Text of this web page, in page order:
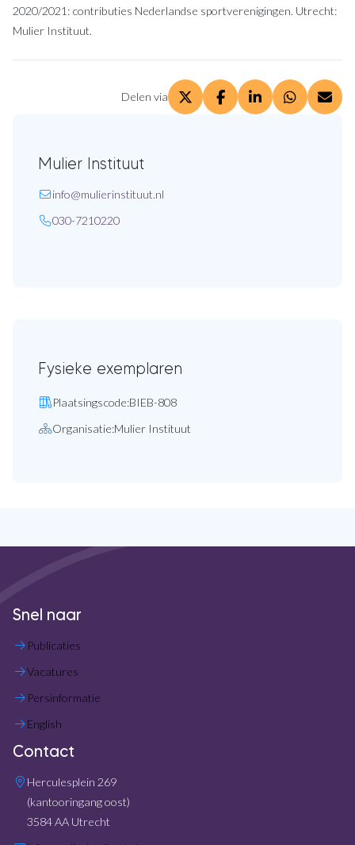
2020/2021: contributies Nederlandse sportverenigingen. Utrecht:
Mulier Instituut.
Delen via Deel via X. opent in een
Deel via Facebook.
Deel viaDeel via
Mulier Instituut
E-mail:
info@mulierinstituut.nl
Telefoon:
030-7210220
Fysieke exemplaren
Plaatsingscode:BIEB-808
Organisatie:Mulier Instituut
Snel naar
Publicaties
Vacatures
Persinformatie
English
Contact
Herculesplein 269
(kantooringang oost)
3584 AA Utrecht